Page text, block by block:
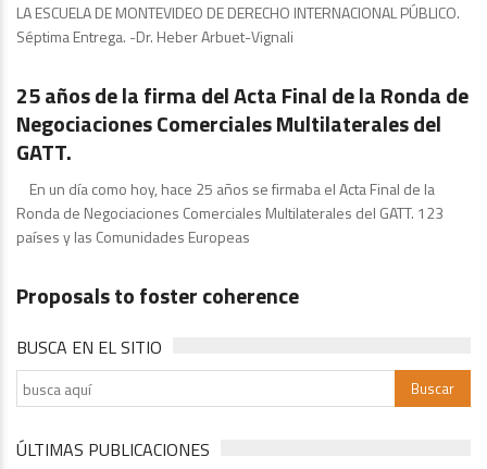
LA ESCUELA DE MONTEVIDEO DE DERECHO INTERNACIONAL PÚBLICO.
Séptima Entrega. -Dr. Heber Arbuet-Vignali
Artículos y Comentarios
25 años de la firma del Acta Final de la Ronda de
Negociaciones Comerciales Multilaterales del
GATT.
En un día como hoy, hace 25 años se firmaba el Acta Final de la
Ronda de Negociaciones Comerciales Multilaterales del GATT. 123
países y las Comunidades Europeas
Grupo de Punta del Este
Proposals to foster coherence
BUSCA EN EL SITIO
ÚLTIMAS PUBLICACIONES